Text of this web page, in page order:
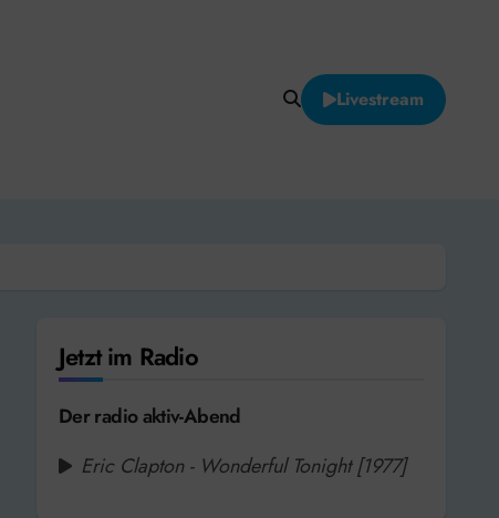
Livestream
Jetzt im Radio
Der radio aktiv-Abend
Eric Clapton - Wonderful Tonight [1977]